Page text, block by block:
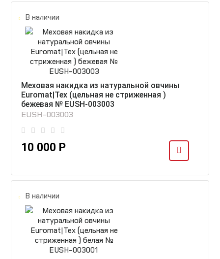
В наличии
Меховая накидка из натуральной овчины
Euromat|Tex (цельная не стриженная )
бежевая № EUSH-003003
EUSH-003003
10 000 Р
В наличии